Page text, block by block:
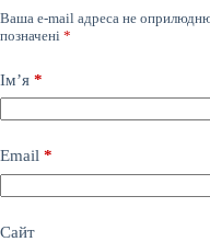
Ваша e-mail адреса не
позначені *
Ім’я *
Email *
Сайт